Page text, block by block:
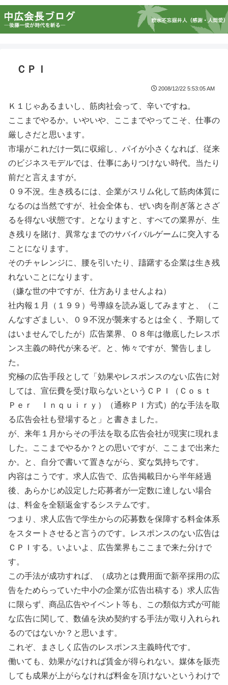
ＣＰＩ
2008/12/22 5:53:05 AM
Ｋ１じゃあるまいし、筋肉社会って、辛いですね。
ここまでやるか。いやいや、ここまでやってこそ、仕事の
厳しさだと思います。
市場がこれだけ一気に収縮し、パイが小さくなれば、従来
のビジネスモデルでは、仕事にありつけない時代。当たり
前だと言えますが。
０９不況。生き残るには、企業がスリム化して筋肉体質に
なるのは当然ですが、社会全体も、ぜい肉を削ぎ落とさざ
るを得ない状態です。となりますと、すべての業界が、生
き残りを賭け、異常なまでのサバイバルゲームに突入する
ことになります。
そのチャレンジに、腰を引いたり、躊躇する企業は生き残
れないことになります。
（嫌な世の中ですが、仕方ありませんよね）
社内報１月（１９９）号導線を読み返してみますと、（こ
んなすざましい、０９不況が襲来するとは全く、予期して
はいませんでしたが）広告業界、０８年は徹底したレスポ
ンス主義の時代が来るぞ。と、怖々ですが、警告しまし
た。
究極の広告手段として「効果やレスポンスのない広告に対
しては、宣伝費を受け取らないというＣＰＩ（Ｃｏｓｔ
Ｐｅｒ Ｉｎｑｕｉｒｙ）（通称ＰＩ方式）的な手法を取
る広告会社も登場すると」と書きました。
が、来年１月からその手法を取る広告会社が現実に現れま
した。ここまでやるか？との思いですが、ここまで出来た
か。と、自分で書いて置きながら、変な気持ちです。
内容はこうです。求人広告で、広告掲載日から半年経過
後、あらかじめ設定した応募者が一定数に達しない場合
は、料金を全額返金するシステムです。
つまり、求人広告で学生からの応募数を保障する料金体系
をスタートさせると言うのです。レスポンスのない広告は
ＣＰＩする。いよいよ、広告業界もここまで来た分けで
す。
この手法が成功すれば、（成功とは費用面で新卒採用の広
告をためらっていた中小の企業が広告出稿する）求人広告
に限らず、商品広告やイベント等も、この類似方式が可能
な広告に関して、数値を決め契約する手法が取り入れられ
るのではないか？と思います。
これぞ、まさしく広告のレスポンス主義時代です。
働いても、効果がなければ賃金が得られない。媒体を販売
しても成果が上がらなければ料金を頂けないというわけで